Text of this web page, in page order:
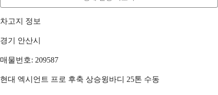
차고지 정보
경기 안산시
매물번호: 209587
현대 엑시언트 프로 후축 상승윙바디 25톤 수동